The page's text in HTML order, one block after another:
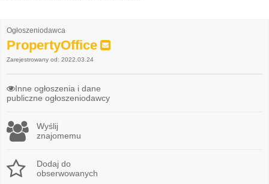
Ogłoszeniodawca
PropertyOffice
Zarejestrowany od: 2022.03.24
Inne ogłoszenia i dane
publiczne ogłoszeniodawcy
Wyślij
znajomemu
Dodaj do
obserwowanych